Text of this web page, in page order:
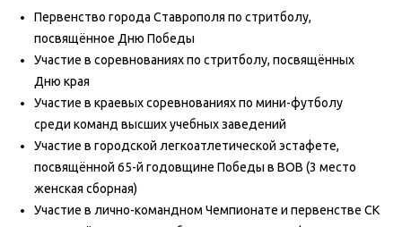
Первенство города Ставрополя по стритболу,
посвящённое Дню Победы
Участие в соревнованиях по стритболу, посвящённых
Дню края
Участие в краевых соревнованиях по мини-футболу
среди команд высших учебных заведений
Участие в городской легкоатлетической эстафете,
посвящённой 65-й годовщине Победы в ВОВ (3 место
женская сборная)
Участие в лично-командном Чемпионате и первенстве СК